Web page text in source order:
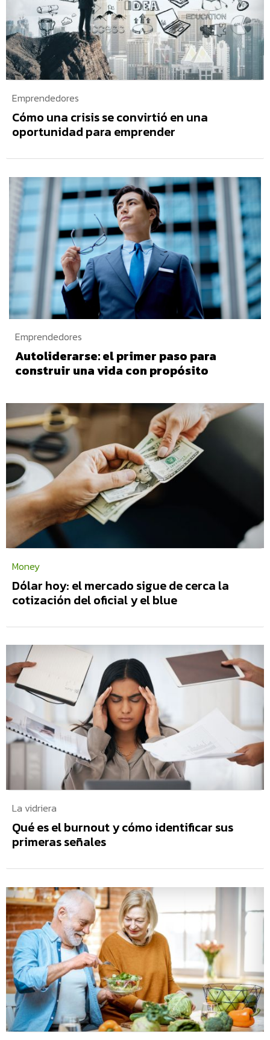
Emprendedores
Cómo una crisis se convirtió en una
oportunidad para emprender
Emprendedores
Autoliderarse: el primer paso para
construir una vida con propósito
Money
Dólar hoy: el mercado sigue de cerca la
cotización del oficial y el blue
La vidriera
Qué es el burnout y cómo identificar sus
primeras señales